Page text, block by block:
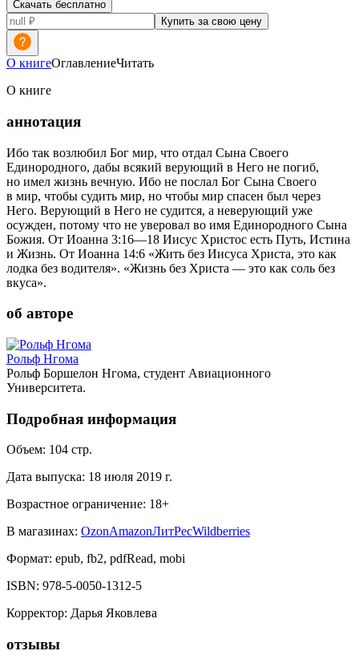
Скачать бесплатно
Купить за свою цену
О книгеОглавлениеЧитать
О книге
аннотация
Ибо так возлюбил Бог мир, что отдал Сына Своего
Единородного, дабы всякий верующий в Него не погиб,
но имел жизнь вечную. Ибо не послал Бог Сына Своего
в мир, чтобы судить мир, но чтобы мир спасен был через
Него. Верующий в Него не судится, а неверующий уже
осужден, потому что не уверовал во имя Единородного Сына
Божия. От Иоанна 3:16—18 Иисус Христос есть Путь, Истина
и Жизнь. От Иоанна 14:6 «Жить без Иисуса Христа, это как
лодка без водителя». «Жизнь без Христа — это как соль без
вкуса».
об авторе
Рольф Нгома
Рольф Боршелон Нгома, студент Авиационного
Университета.
Подробная информация
Объем: 104 стр.
Дата выпуска: 18 июля 2019 г.
Возрастное ограничение: 18+
В магазинах: OzonAmazonЛитРесWildberries
Формат: epub, fb2, pdfRead, mobi
ISBN: 978-5-0050-1312-5
Корректор: Дарья Яковлева
отзывы